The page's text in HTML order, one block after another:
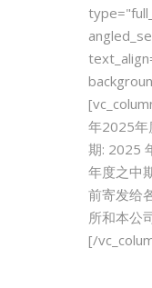
年2025年
期: 2025
年度之中
前寄发给
所和本公
[/